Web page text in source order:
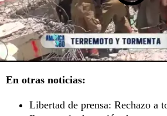
En otras noticias:
Libertad de prensa: Rechazo a